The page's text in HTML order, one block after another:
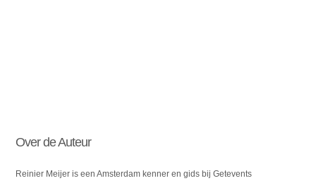
Over de Auteur
Reinier Meijer is een Amsterdam kenner en gids bij Getevents